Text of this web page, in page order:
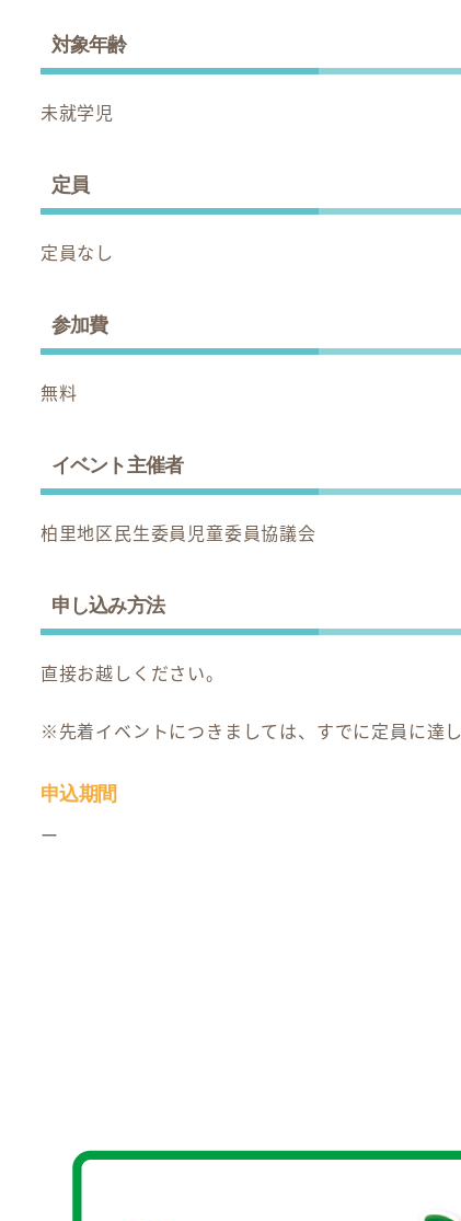
対象年齢
未就学児
定員
定員なし
参加費
無料
イベント主催者
柏里地区民生委員児童委員協議会
申し込み方法
直接お越しください。
※先着イベントにつきましては、すでに定員に達
申込期間
ー